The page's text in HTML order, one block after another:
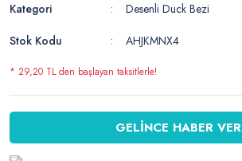
Kategori
Desenli Duck Bezi
Stok Kodu
AHJKMNX4
* 29,20 TL den başlayan taksitlerle!
GELİNCE HABER VER